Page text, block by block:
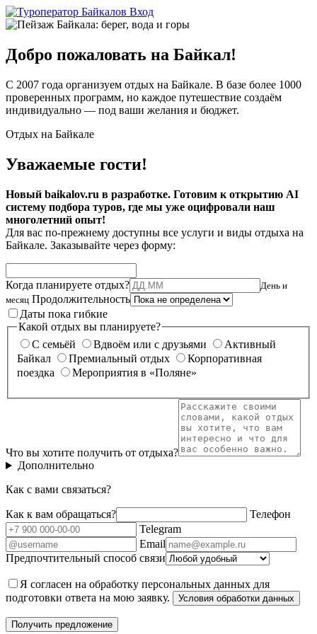
Вход
Добро пожаловать на Байкал!
С 2007 года организуем отдых на Байкале. В базе более 1000
проверенных программ, но каждое путешествие создаём
индивидуально — под ваши желания и бюджет.
Отдых на Байкале
Уважаемые гости!
Новый baikalov.ru в разработке. Готовим к открытию AI
систему подбора туров, где мы уже оцифровали наш
многолетний опыт!
Для вас по-прежнему доступны все услуги и виды отдыха на
Байкале. Заказывайте через форму:
Когда планируете отдых?
День и
месяц Продолжительность
Даты пока гибкие
Какой отдых вы планируете?
С семьёй
Вдвоём или с друзьями
Активный
Байкал
Премиальный отдых
Корпоративная
поездка
Мероприятия в «Поляне»
Что вы хотите получить от отдыха?
Дополнительно
Как с вами связаться?
Как к вам обращаться?
Телефон
Telegram
Email
Предпочтительный способ связи
Я согласен на обработку персональных данных для
подготовки ответа на мою заявку.
Условия обработки данных
Получить предложение